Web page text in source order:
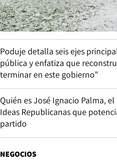
Poduje detalla seis ejes
pública y enfatiza que
terminar en este gobierno”
Quién es José Ignacio Palma,
Ideas Republicanas que
partido
NEGOCIOS